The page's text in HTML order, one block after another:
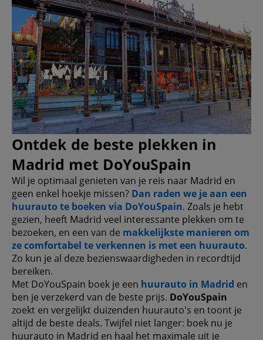
Ontdek de beste plekken in
Madrid met DoYouSpain
Wil je optimaal genieten van je reis naar Madrid en
geen enkel hoekje missen? Dan raden we je aan een
huurauto te boeken via DoYouSpain. Zoals je hebt
gezien, heeft Madrid veel interessante plekken om te
bezoeken, en een van de makkelijkste manieren om
ze comfortabel te verkennen is met een huurauto.
Zo kun je al deze bezienswaardigheden in recordtijd
bereiken.
Met DoYouSpain boek je een huurauto in Madrid en
ben je verzekerd van de beste prijs. DoYouSpain
zoekt en vergelijkt duizenden huurauto's en toont je
altijd de beste deals. Twijfel niet langer: boek nu je
huurauto in Madrid en haal het maximale uit je